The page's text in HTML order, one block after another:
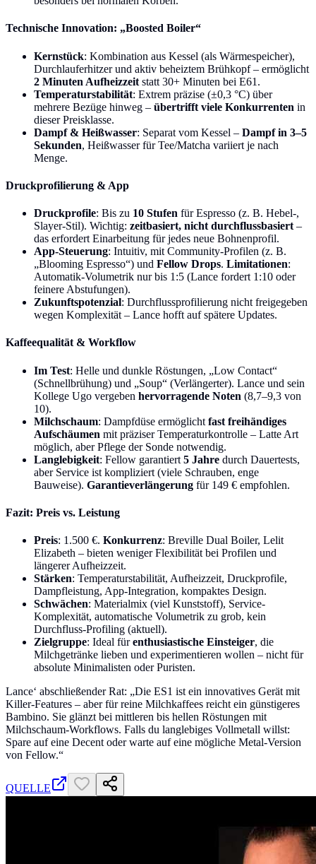
Technische Innovation: „Boosted Boiler“
Kernstück: Kombination aus Kessel (als Wärmespeicher),
Durchlauferhitzer und aktiv beheiztem Brühkopf – ermöglicht
2 Minuten Aufheizzeit statt 30+ Minuten bei E61.
Temperaturstabilität: Extrem präzise (±0,3 °C) über
mehrere Bezüge hinweg – übertrifft viele Konkurrenten in
dieser Preisklasse.
Dampf & Heißwasser: Separat vom Kessel – Dampf in 3–5
Sekunden, Heißwasser für Tee/Matcha variiert je nach
Menge.
Druckprofilierung & App
Druckprofile: Bis zu 10 Stufen für Espresso (z. B. Hebel-,
Slayer-Stil). Wichtig: zeitbasiert, nicht durchflussbasiert –
das erfordert Einarbeitung für jedes neue Bohnenprofil.
App-Steuerung: Intuitiv, mit Community-Profilen (z. B.
„Blooming Espresso“) und Fellow Drops. Limitationen:
Automatik-Volumetrik nur bis 1:5 (Lance fordert 1:10 oder
feinere Abstufungen).
Zukunftspotenzial: Durchflussprofilierung nicht freigegeben
wegen Komplexität – Lance hofft auf spätere Updates.
Kaffeequalität & Workflow
Im Test: Helle und dunkle Röstungen, „Low Contact“
(Schnellbrühung) und „Soup“ (Verlängerter). Lance und sein
Kollege Ugo vergeben hervorragende Noten (8,7–9,3 von
10).
Milchschaum: Dampfdüse ermöglicht fast freihändiges
Aufschäumen mit präziser Temperaturkontrolle – Latte Art
möglich, aber Pflege der Sonde notwendig.
Langlebigkeit: Fellow garantiert 5 Jahre durch Dauertests,
aber Service ist kompliziert (viele Schrauben, enge
Bauweise). Garantieverlängerung für 149 € empfohlen.
Fazit: Preis vs. Leistung
Preis: 1.500 €. Konkurrenz: Breville Dual Boiler, Lelit
Elizabeth – bieten weniger Flexibilität bei Profilen und
längerer Aufheizzeit.
Stärken: Temperaturstabilität, Aufheizzeit, Druckprofile,
Dampfleistung, App-Integration, kompaktes Design.
Schwächen: Materialmix (viel Kunststoff), Service-
Komplexität, automatische Volumetrik zu grob, kein
Durchfluss-Profiling (aktuell).
Zielgruppe: Ideal fürenthusiastische Einsteiger, die
Milchgetränke lieben und experimentieren wollen – nicht für
absolute Minimalisten oder Puristen.
Lance‘ abschließender Rat: „Die ES1 ist ein innovatives Gerät mit
Killer-Features – aber für reine Milchkaffees reicht ein günstigeres
Bambino. Sie glänzt bei mittleren bis hellen Röstungen mit
Milchschaum-Workflows. Falls du langlebiges Vollmetall willst:
Spare auf eine Decent oder warte auf eine mögliche Metal-Version
von Fellow.“
QUELLE